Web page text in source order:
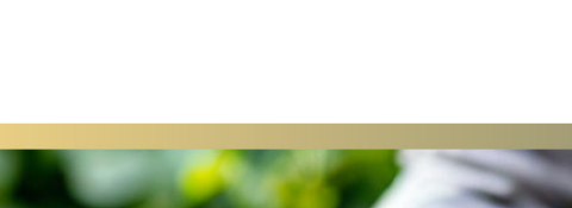
Размножение растений листом: необычные методы